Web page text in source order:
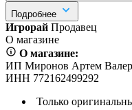
Подробнее
Игрорай Продавец
О магазине
О магазине:
ИП Миронов Артем
ИНН 772162499292
Только